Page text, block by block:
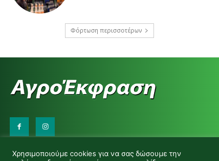
Φόρτωση περισσοτέρων
d.makas@yahoo.gr
Χρησιμοποιούμε cookies για να σας δώσουμε την